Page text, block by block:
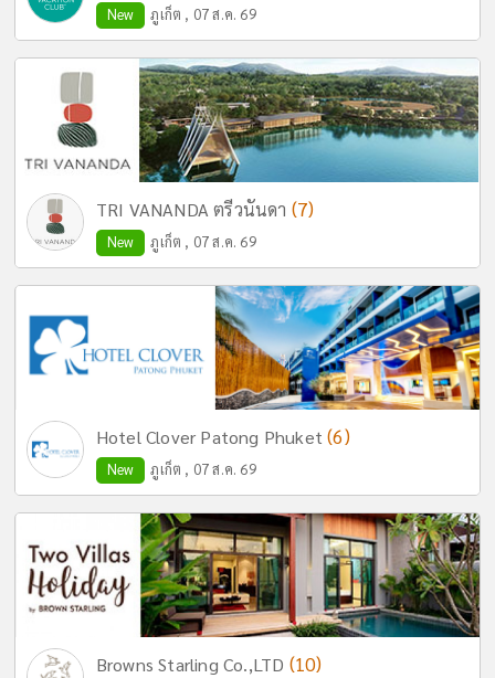
New ภูเก็ต , 07 ส.ค. 69
TRI VANANDA ตรีวนันดา (7)
New ภูเก็ต , 07 ส.ค. 69
Hotel Clover Patong Phuket(6)
New ภูเก็ต , 07 ส.ค. 69
Browns Starling Co.,LTD (10)